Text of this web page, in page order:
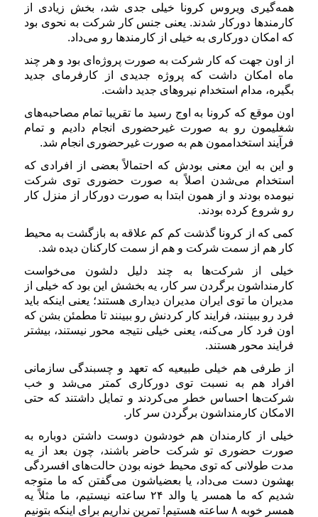
همه‌گیری ویروس کرونا خیلی جدی شد، بخش زیادی از
کارمندها دورکار شدند. یعنی جنس کار شرکت به نحوی بود
که امکان دورکاری به خیلی از کارمندها رو می‌داد.
از اون جهت که کار شرکت به صورت پروژه‌ای بود و هر چند
ماه امکان داشت که پروژه جدیدی از کارفرمای جدید
بگیره، مدام استخدام نیروهای جدید داشت.
اون موقع که کرونا به اوج رسید ما تقریبا تمام مصاحبه‌های
شغلیمون رو به صورت غیرحضوری انجام دادیم و تمام
فرآیند استخداممون هم به صورت غیرحضوری انجام شد.
و این به این معنی بودش که احتمالاً بعضی از افرادی که
استخدام می‌شدن اصلاً به صورت حضوری توی شرکت
نیومده بودند و از همون ابتدا به صورت دورکار از منزل کار
رو شروع کرده بودند.
کمی که از کرونا گذشت کم کم علاقه به بازگشت به محیط
کار هم از سمت شرکت و هم از سمت کارکنان دیده شد.
خیلی از شرکت‌ها به چند دلیل دلشون می‌خواست
کارمنداشون برگردن سر کار، یه بخشش این بود که خیلی از
مدیران ما توی ایران مدیران دیداری هستند؛ یعنی اینکه باید
فرد رو ببینند، فرایند کار کردنش رو ببینند تا مطمئن بشن که
اون فرد کار می‌کنه، یعنی خیلی نتیجه محور نیستند، بیشتر
فرایند محور هستند.
از طرفی هم خیلی طبیعیه که تعهد و چسبندگی سازمانی
افراد هم به نسبت توی دورکاری کمتر می‌شد و خب
شرکت‌ها احساس خطر می‌کردند و تمایل داشتند که حتی
الامکان کارمنداشون برگردن سر کار.
خیلی از کارمندان هم خودشون دوست داشتن دوباره به
صورت حضوری تو شرکت حاضر باشند، چون بعد از یه
مدت طولانی که توی محیط خونه بودن حالت‌های افسردگی
بهشون دست می‌داد، یا بعضیاشون می‌گفتن که ما متوجه
شدیم که ما همسر یا والد ۲۴ ساعته نیستیم، ما مثلاً یه
همسر خوبه ۸ ساعته هستیم! تمرین نداریم برای اینکه بتونیم